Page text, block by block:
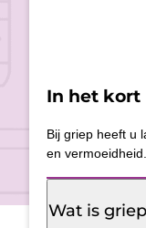
In het kort
Bij griep heeft u
en vermoeidheid.
Wat is